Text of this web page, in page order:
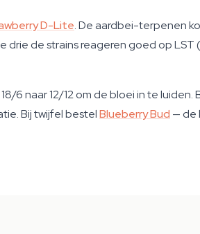
D-Lite. De aardbei-terpenen
de strains reageren goed op LST
naar 12/12 om de bloei in te luiden.
Bij twijfel bestelBlueberry Bud — de